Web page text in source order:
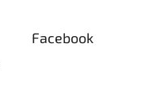
Facebook